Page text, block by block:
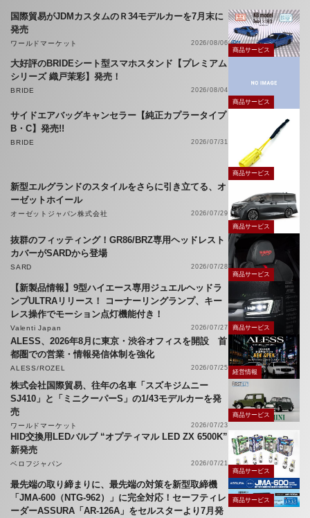
国際貿易がJDMカスタムのＲ34モデルカーを7月末に
発売
ワールドマーケット
2026/08/06
商品サービス
大好評のBRIDEシート型スマホスタンド【プレミアム
シリーズ 織戸茉彩】発売！
BRIDE
2026/08/04
商品サービス
サイドエアバッグキャンセラー【純正カプラータイプ
B・C】発売!!
BRIDE 2026/07/31
商品サービス
新型エルグランドのスタイルをさらに引き立てる、オ
ーゼットホイール
オーゼットジャパン株式会社
2026/07/29
商品サービス
抜群のフィッティング！GR86/BRZ専用ヘッドレスト
カバーがSARDから登場
SARD
2026/07/28
商品サービス
【新製品情報】9型ハイエース専用ジュエルヘッドラ
ンプULTRAリリース！ コーナーリングランプ、キー
レス操作でモーション点灯機能付き！
Valenti Japan 2026/07/27 商品サービス
ALESS、2026年8月に東京・渋谷オフィスを開設 首
都圏での営業・情報発信体制を強化
ALESS/ROZEL 2026/07/25
経営情報
株式会社国際貿易、往年の名車「スズキジムニー
SJ410」と「ミニクーパーS」の1/43モデルカーを発
売
ワールドマーケット 2026/07/23
商品サービス
HID交換用LEDバルブ “オプティマル LED ZX 6500K”
新発売
ベロフジャパン
2026/07/21
商品サービス
最先端の取り締まりに、最先端の対策を新型取締機
「JMA-600（NTG-962）」に完全対応！セーフティレ
ーダーASSURA「AR-126A」をセルスターより7月発
商品サービス